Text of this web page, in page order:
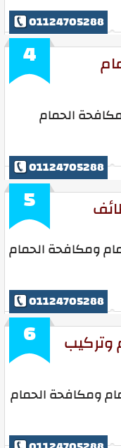
01124705288
4
الحمام
01124705288
5
ومكافحة الحمام
01124705288
6
ومكافحة الحمام